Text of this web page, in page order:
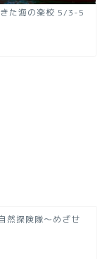
た海の楽校 5/3-5
探険隊～めざせ